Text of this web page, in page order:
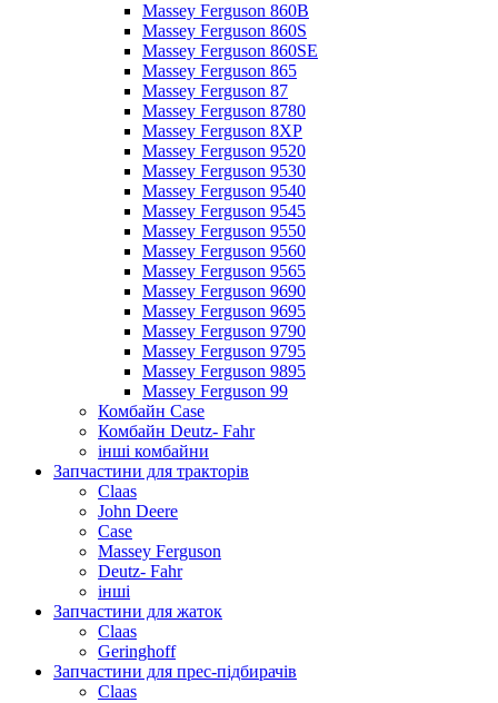
Massey Ferguson 860B
Massey Ferguson 860S
Massey Ferguson 860SE
Massey Ferguson 865
Massey Ferguson 87
Massey Ferguson 8780
Massey Ferguson 8XP
Massey Ferguson 9520
Massey Ferguson 9530
Massey Ferguson 9540
Massey Ferguson 9545
Massey Ferguson 9550
Massey Ferguson 9560
Massey Ferguson 9565
Massey Ferguson 9690
Massey Ferguson 9695
Massey Ferguson 9790
Massey Ferguson 9795
Massey Ferguson 9895
Massey Ferguson 99
Комбайн Case
Комбайн Deutz- Fahr
інші комбайни
Запчастини для тракторів
Claas
John Deere
Case
Massey Ferguson
Deutz- Fahr
інші
Запчастини для жаток
Claas
Geringhoff
Запчастини для прес-підбирачів
Claas